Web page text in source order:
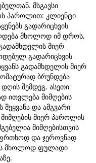
მსგავსი
პაროლით: კლიენტი
გადარიცხვის
მხოლოდ იმ დროს,
მიერ
გადარიცხვის
გადამხდელის მიერ
ბრუნდება
შემდეგ. ასეთი
ითვლება მიმღების
და ამგვარი
მიმღების მიერ პაროლის
მიმღებისთვის
და ჯეროვნად
მხოლოდ ფულადი